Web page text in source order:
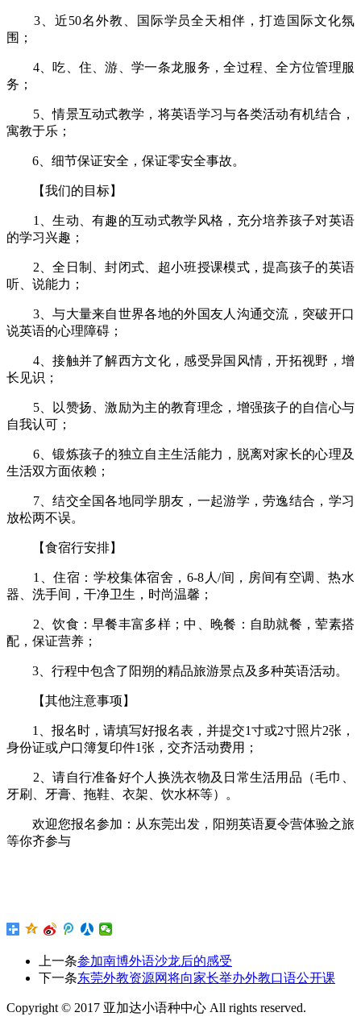
3、近50名外教、国际学员全天相伴，打造国际文化氛
围；
4、吃、住、游、学一条龙服务，全过程、全方位管理服
务；
5、情景互动式教学，将英语学习与各类活动有机结合，
寓教于乐；
6、细节保证安全，保证零安全事故。
【我们的目标】
1、生动、有趣的互动式教学风格，充分培养孩子对英语
的学习兴趣；
2、全日制、封闭式、超小班授课模式，提高孩子的英语
听、说能力；
3、与大量来自世界各地的外国友人沟通交流，突破开口
说英语的心理障碍；
4、接触并了解西方文化，感受异国风情，开拓视野，增
长见识；
5、以赞扬、激励为主的教育理念，增强孩子的自信心与
自我认可；
6、锻炼孩子的独立自主生活能力，脱离对家长的心理及
生活双方面依赖；
7、结交全国各地同学朋友，一起游学，劳逸结合，学习
放松两不误。
【食宿行安排】
1、住宿：学校集体宿舍，6-8人/间，房间有空调、热水
器、洗手间，干净卫生，时尚温馨；
2、饮食：早餐丰富多样；中、晚餐：自助就餐，荤素搭
配，保证营养；
3、行程中包含了阳朔的精品旅游景点及多种英语活动。
【其他注意事项】
1、报名时，请填写好报名表，并提交1寸或2寸照片2张，
身份证或户口簿复印件1张，交齐活动费用；
2、请自行准备好个人换洗衣物及日常生活用品（毛巾、
牙刷、牙膏、拖鞋、衣架、饮水杯等）。
欢迎您报名参加：从东莞出发，阳朔英语夏令营体验之旅
等你齐参与
上一条参加南博外语沙龙后的感受
下一条东莞外教资源网将向家长举办外教口语公开课
Copyright © 2017 亚加达小语种中心 All rights reserved.